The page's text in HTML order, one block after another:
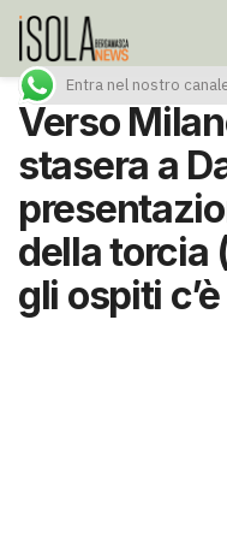
Verso
stasera a
della torcia
gli ospiti
Entra nel nostro